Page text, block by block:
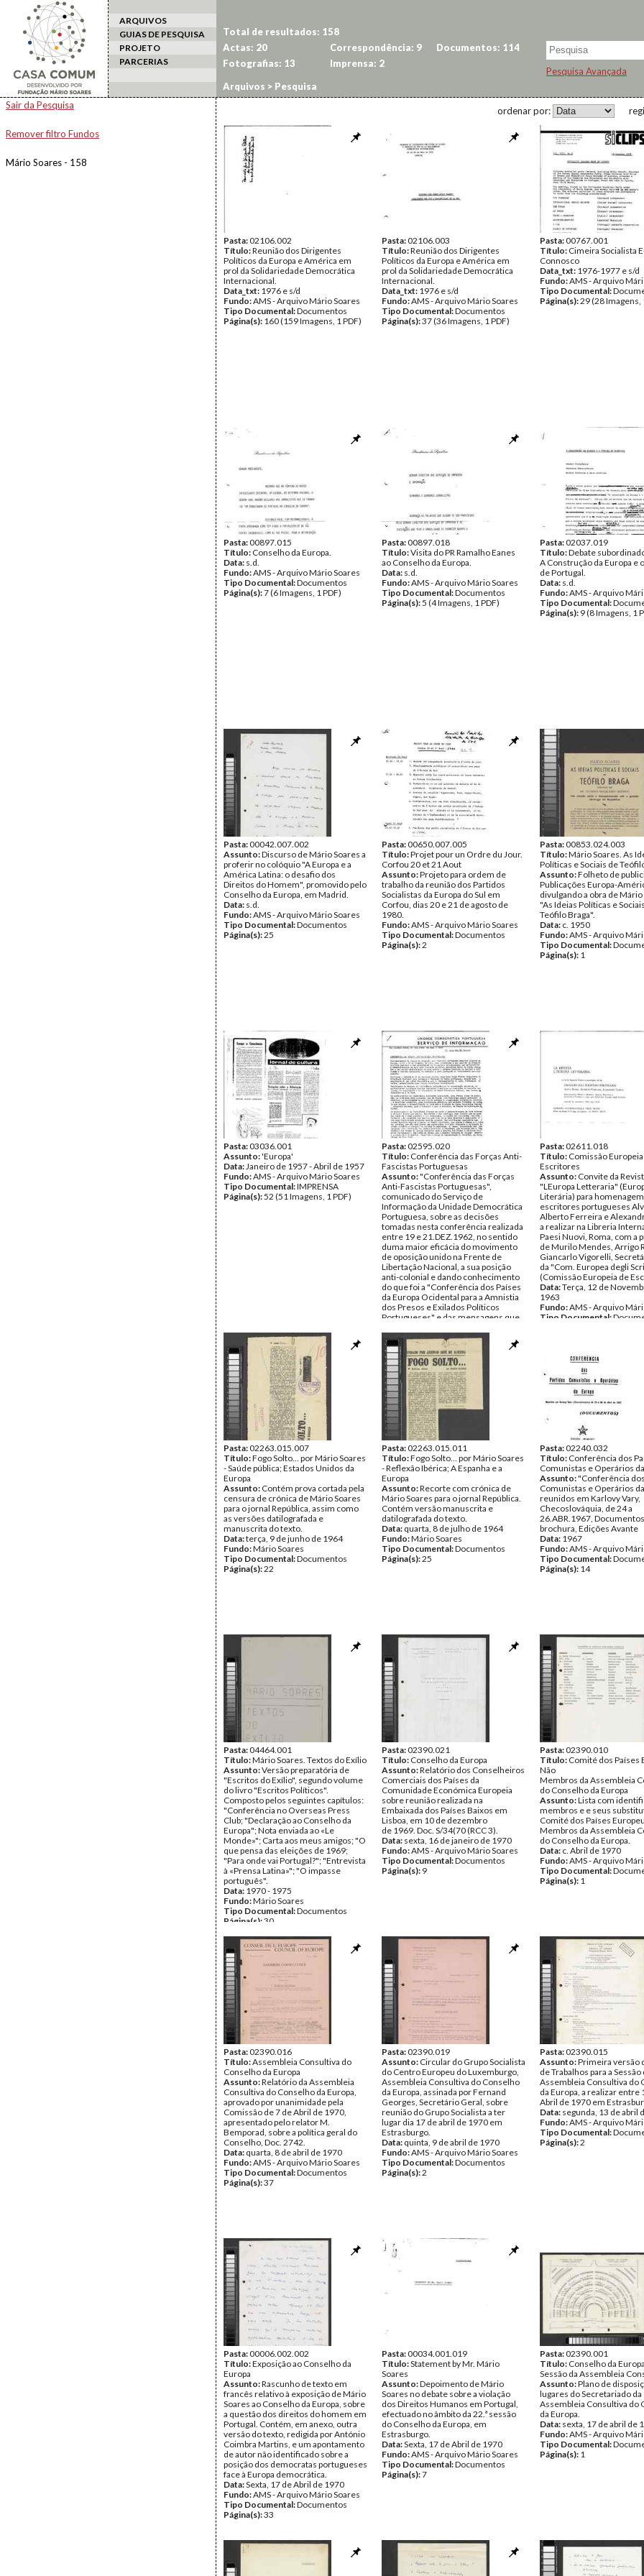
ARQUIVOS
GUIAS DE PESQUISA
PROJETO
PARCERIAS
Pesquisa Avançada
Arquivos > Pesquisa
Sair da Pesquisa
Remover filtro Fundos
Mário Soares - 158
Total de resultados: 158
Actas: 20
Correspondência: 9
Documentos: 114
Fotografias: 13
Imprensa: 2
ordenar por:
Pasta:02106.002
Título:Reunião dos Dirigentes
Políticos da Europa e América em
prol da Solidariedade Democrática
Internacional.
Data_txt: 1976 e s/d
Fundo:AMS - Arquivo Mário Soares
Tipo Documental:Documentos
Página(s): 160 (159 Imagens, 1 PDF)
Pasta:02106.003
Título:Reunião dos Dirigentes
Políticos da Europa e América em
prol da Solidariedade Democrática
Internacional.
Data_txt: 1976 e s/d
Fundo:AMS - Arquivo Mário Soares
Tipo Documental:Documentos
Página(s):37 (36 Imagens, 1 PDF)
Pasta:00767.001
Título: Cimeira Socialista
Connosco
Data_txt: 1976-1977 e s/d
Fundo:AMS - Arquivo
Tipo Documental:
Página(s):29 (28 Imagens,
Pasta:00897.015
Título: Conselho da Europa.
Data: s.d.
Fundo:AMS - Arquivo Mário Soares
Tipo Documental:Documentos
Página(s):7 (6 Imagens, 1 PDF)
Pasta:00897.018
Título:Visita do PR Ramalho Eanes
ao Conselho da Europa.
Data: s.d.
Fundo:AMS - Arquivo Mário Soares
Tipo Documental:Documentos
Página(s):5 (4 Imagens, 1 PDF)
Pasta:02037.019
Título:Debate
A Construção da Europa e
de Portugal.
Data: s.d.
Fundo:AMS - Arquivo
Tipo Documental:
Página(s): 9 (8 Imagens, 1
Pasta:00042.007.002
Assunto:Discurso de Mário Soares a
proferir no colóquio "A Europa e a
América Latina: o desafio dos
Direitos do Homem", promovido pelo
Conselho da Europa, em Madrid.
Data: s.d.
Fundo:AMS - Arquivo Mário Soares
Tipo Documental:Documentos
Página(s):25
Pasta:00650.007.005
Título:Projet pour un Ordre du Jour.
Corfou 20 et 21 Aout
Assunto:Projeto para ordem de
trabalho da reunião dos Partidos
Socialistas da Europa do Sul em
Corfou, dias 20 e 21 de agosto de
1980.
Fundo:AMS - Arquivo Mário Soares
Tipo Documental:Documentos
Página(s):2
Pasta:00853.024.003
Título:Mário Soares. As
Políticas e Sociais de
Assunto:Folheto de
Publicações Europa-
divulgando a obra de Mário
"As Ideias Políticas e
Teófilo Braga".
Data: c. 1950
Fundo:AMS - Arquivo
Tipo Documental:
Página(s): 1
Pasta:03036.001
Assunto:'Europa'
Data:Janeiro de 1957 - Abril de 1957
Fundo:AMS - Arquivo Mário Soares
Tipo Documental:IMPRENSA
Página(s):52 (51 Imagens, 1 PDF)
Pasta:02595.020
Título: Conferência das Forças Anti-
Fascistas Portuguesas
Assunto:"Conferência das Forças
Anti-Fascistas Portuguesas",
comunicado do Serviço de
Informação da Unidade Democrática
Portuguesa, sobre as decisões
tomadas nesta conferência realizada
entre 19 e 21.DEZ.1962, no sentido
duma maior eficácia do movimento
de oposição unido na Frente de
Libertação Nacional, a sua posição
anti-colonial e dando conhecimento
do que foi a "Conferência dos Países
da Europa Ocidental para a Amnistia
dos Presos e Exilados Políticos
Portugueses" e das mensagens que
mundial e para os presos políticos
Data: Janeiro de 1963
Fundo:AMS - Arquivo Mário Soares
Tipo Documental:Documentos
Página(s):3
Pasta:02611.018
Título: Comissão
Escritores
Assunto: Convite da
"LEuropa Letteraria"
Literária) para
escritores portugueses
Alberto Ferreira e
a realizar na Libreria
Paesi Nuovi, Roma, com a
de Murilo Mendes, Arrigo
Giancarlo Vigorelli,
da "Com. Europea degli
(Comissão Europeia de
Data:Terça, 12 de
1963
Fundo:AMS - Arquivo
Tipo Documental:
Pasta:02263.015.007
Título:Fogo Solto… por Mário Soares
- Saúde pública; Estados Unidos da
Europa
Assunto: Contém prova cortada pela
censura de crónica de Mário Soares
para o jornal República, assim como
as versões datilografada e
manuscrita do texto.
Data:terça, 9 de junho de 1964
Fundo:Mário Soares
Tipo Documental:Documentos
Página(s):22
Pasta:02263.015.011
Título:Fogo Solto… por Mário Soares
- Reflexão Ibérica; A Espanha e a
Europa
Assunto:Recorte com crónica de
Mário Soares para o jornal República.
Contém versão manuscrita e
datilografada do texto.
Data: quarta, 8 de julho de 1964
Fundo:Mário Soares
Tipo Documental:Documentos
Página(s):25
Pasta:02240.032
Título: Conferência dos
Comunistas e Operários
Assunto:"Conferência
Comunistas e Operários
reunidos em Karlovy Vary,
Checoslováquia, de 24 a
26.ABR.1967,
brochura, Edições Avante
Data: 1967
Fundo:AMS - Arquivo
Tipo Documental:
Página(s): 14
Pasta:04464.001
Título:Mário Soares. Textos do Exílio
Assunto:Versão preparatória de
"Escritos do Exílio", segundo volume
do livro "Escritos Políticos".
Composto pelos seguintes capítulos:
"Conferência no Overseas Press
Club; "Declaração ao Conselho da
Europa"; Nota enviada ao «Le
Monde»"; Carta aos meus amigos; "O
que pensa das eleições de 1969;
"Para onde vai Portugal?"; "Entrevista
à «Prensa Latina»"; "O impasse
português".
Data: 1970 - 1975
Fundo:Mário Soares
Tipo Documental:Documentos
Página(s):30
Pasta:02390.021
Título: Conselho da Europa
Assunto:Relatório dos Conselheiros
Comerciais dos Países da
Comunidade Económica Europeia
sobre reunião realizada na
Embaixada dos Países Baixos em
Lisboa, em 10 de dezembro
de 1969. Doc. S/34(70 (RCC 3).
Data: sexta, 16 de janeiro de 1970
Fundo:AMS - Arquivo Mário Soares
Tipo Documental:Documentos
Página(s): 9
Pasta:02390.010
Título: Comité dos Países
Não
Membros da Assembleia
do Conselho da Europa
Assunto:Lista com
membros e e seus
Comité dos Países
Membros da Assembleia
do Conselho da Europa.
Data: c. Abril de 1970
Fundo:AMS - Arquivo
Tipo Documental:
Página(s): 1
Pasta:02390.016
Título:Assembleia Consultiva do
Conselho da Europa
Assunto:Relatório da Assembleia
Consultiva do Conselho da Europa,
aprovado por unanimidade pela
Comissão de 7 de Abril de 1970,
apresentado pelo relator M.
Bemporad, sobre a política geral do
Conselho, Doc. 2742.
Data: quarta, 8 de abril de 1970
Fundo:AMS - Arquivo Mário Soares
Tipo Documental:Documentos
Página(s):37
Pasta:02390.019
Assunto: Circular do Grupo Socialista
do Centro Europeu do Luxemburgo,
Assembleia Consultiva do Conselho
da Europa, assinada por Fernand
Georges, Secretário Geral, sobre
reunião do Grupo Socialista a ter
lugar dia 17 de abril de 1970 em
Estrasburgo.
Data: quinta, 9 de abril de 1970
Fundo:AMS - Arquivo Mário Soares
Tipo Documental:Documentos
Página(s):2
Pasta:02390.015
Assunto:Primeira versão
de Trabalhos para a Sessão
Assembleia Consultiva do
da Europa, a realizar entre
Abril de 1970 em
Data: segunda, 13 de abril
Fundo:AMS - Arquivo
Tipo Documental:
Página(s):2
Pasta:00006.002.002
Título:Exposição ao Conselho da
Europa
Assunto:Rascunho de texto em
francês relativo à exposição de Mário
Soares ao Conselho da Europa, sobre
a questão dos direitos do homem em
Portugal. Contém, em anexo, outra
versão do texto, redigida por António
Coimbra Martins, e um apontamento
de autor não identificado sobre a
posição dos democratas portugueses
face à Europa democrática.
Data:Sexta, 17 de Abril de 1970
Fundo:AMS - Arquivo Mário Soares
Tipo Documental:Documentos
Página(s):33
Pasta:00034.001.019
Título:Statement by Mr. Mário
Soares
Assunto:Depoimento de Mário
Soares no debate sobre a violação
dos Direitos Humanos em Portugal,
efectuado no âmbito da 22.ª sessão
do Conselho da Europa, em
Estrasburgo.
Data:Sexta, 17 de Abril de 1970
Fundo:AMS - Arquivo Mário Soares
Tipo Documental:Documentos
Página(s):7
Pasta:02390.001
Título: Conselho da
Sessão da Assembleia
Assunto:Plano de
lugares do Secretariado da
Assembleia Consultiva do
da Europa.
Data: sexta, 17 de abril de
Fundo:AMS - Arquivo
Tipo Documental:
Página(s): 1